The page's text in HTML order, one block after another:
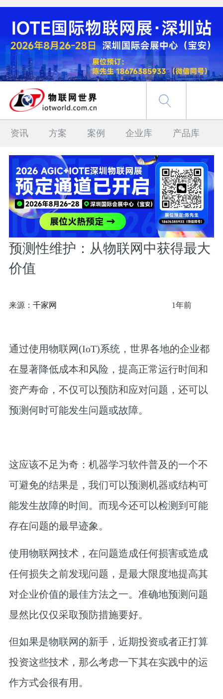
资讯 方案 案例 企业库 产品库
预测性维护：从物联网中获得最大
价值
来源： 千家网 1年前
通过使用物联网(IoT)系统，世界各地的企业都
在显著降低成本和风险，提高正常运行时间和
资产寿命，不仅可以预防和应对问题，还可以
预测何时可能发生问题或故障。
这应该不足为奇：机器学习软件普及的一个不
可避免的结果是，我们可以预测机器或结构可
能发生故障的时间。而现今还可以检测到可能
存在问题的最早迹象。
使用物联网技术，在问题造成任何损害或造成
任何损失之前发现问题，是最大限度地提高其
对企业价值的最佳方法之一。准确地预测问题
显然比仅仅采取预防措施要好。
但如果是物联网的新手，近期投资或者正打算
投资这些技术，那么考虑一下其在实践中的运
作方式会很有用。